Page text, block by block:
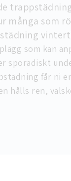
många som
som kan
sporadiskt
får ni
hålls ren,